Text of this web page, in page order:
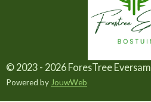
© 2023 - 2026 ForesTree Eversam
Powered by JouwWeb